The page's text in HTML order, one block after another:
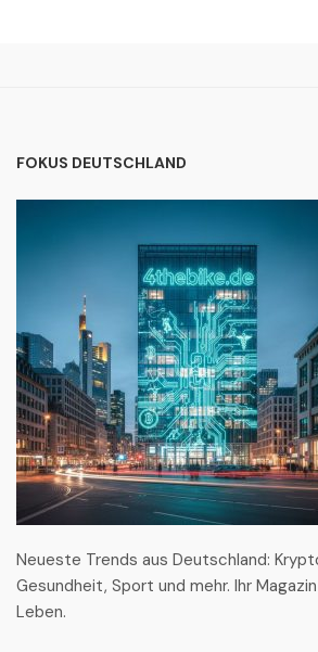
FOKUS DEUTSCHLAND
Neueste Trends aus Deutschland:
Gesundheit, Sport und mehr. Ihr
Leben.